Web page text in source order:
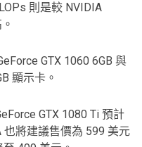
則是較 NVIDIA
GTX 1060 6GB 與
顯示卡。
GTX 1080 Ti 預計
將建議售價為 599 美元